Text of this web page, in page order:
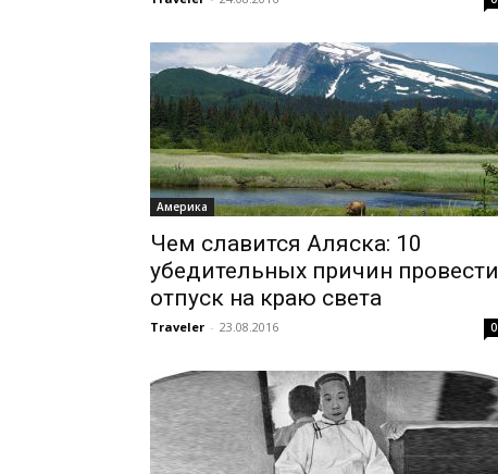
Америка
Чем славится Аляска: 10
убедительных причин провести
отпуск на краю света
Traveler - 23.08.2016 0